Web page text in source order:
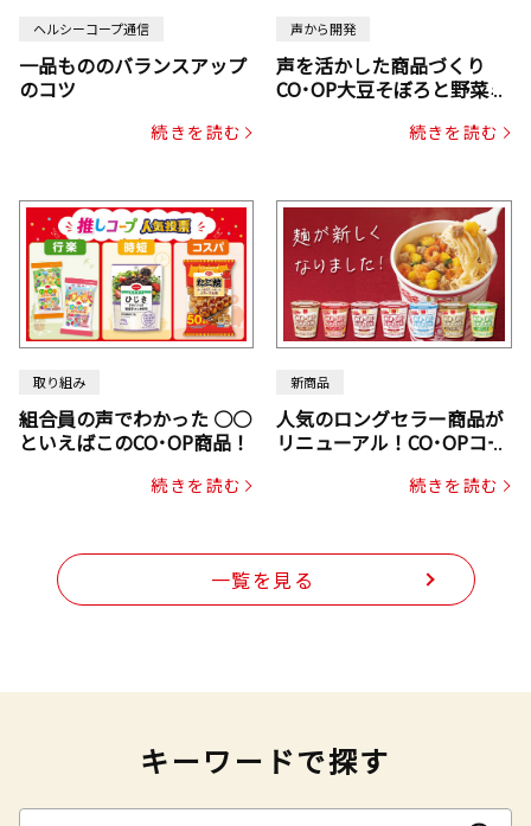
ヘルシーコープ通信
一品もののバランスアップ
のコツ
続きを読む
声から開発
声を活かした商品づくり
CO･OP大豆そぼろと野菜ミ
じん・コーン入り）続きを読む
取り組み
組合員の声でわかった ○○
といえばこのCO･OP商品！
続きを読む
新商品
人気のロングセラー商品が
リニューアル！CO･OPコー
続きを読む
一覧を見る
キーワードで探す